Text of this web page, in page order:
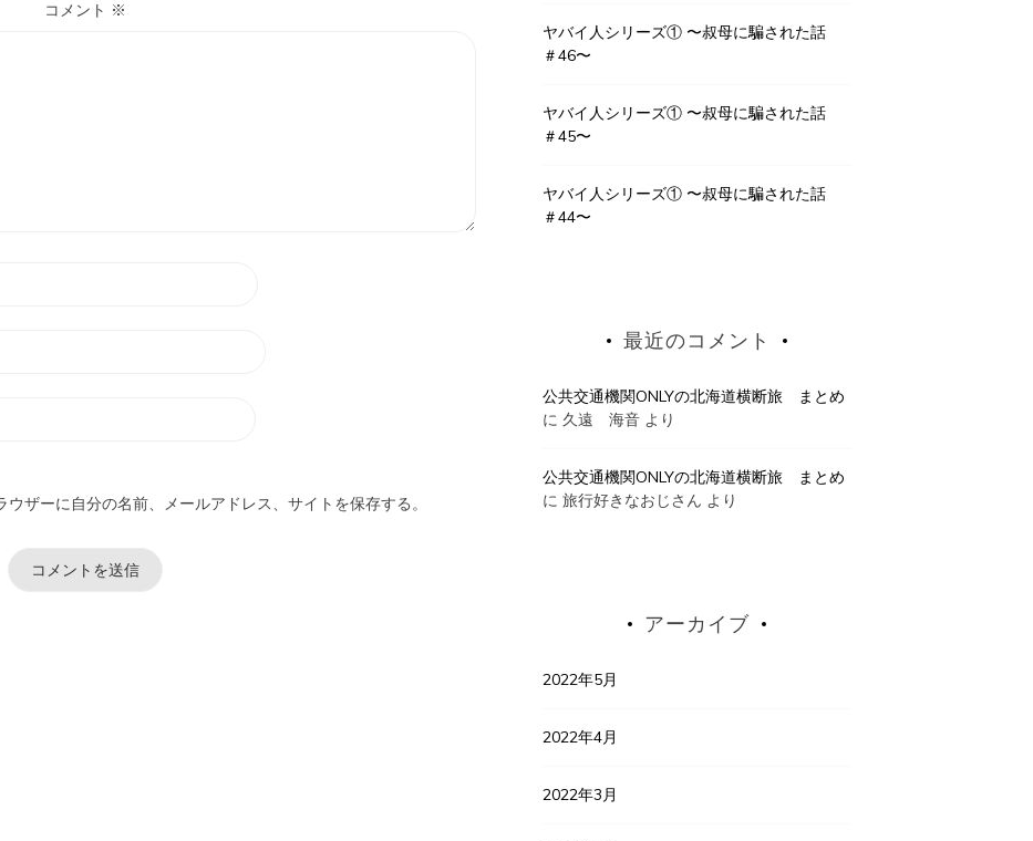
コメント ※
ザーに自分の名前、メールアドレス、サイトを保存する。
ヤバイ人シリーズ① 〜叔母に騙された話
＃46〜
ヤバイ人シリーズ① 〜叔母に騙された話
＃45〜
ヤバイ人シリーズ① 〜叔母に騙された話
＃44〜
最近のコメント
公共交通機関ONLYの北海道横断旅 まとめ
に 久遠 海音 より
公共交通機関ONLYの北海道横断旅 まとめ
に旅行好きなおじさん より
アーカイブ
2022年5月
2022年4月
2022年3月